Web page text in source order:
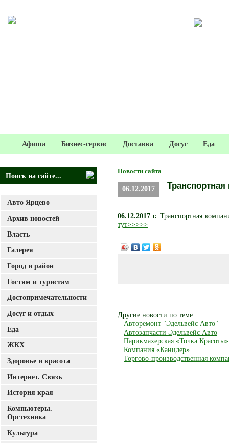
Афиша Бизнес-сервис Доставка Досуг Еда
Новости сайта
06.12.2017
06.12.2017 г. Транспортная
тут>>>>>
Другие новости по теме:
Авторемонт "Эдельвейс Авто"
Автозапчасти Эдельвейс Авто
Парикмахерская «Точка Красоты»
Компания «Канцлер»
Торгово-производственная
Авто Ярцево
Архив новостей
Власть
Галерея
Город и район
Гостям и туристам
Достопримечательности
Досуг и отдых
Еда
ЖКХ
Здоровье и красота
Интернет. Связь
История края
Компьютеры.
Оргтехника
Культура